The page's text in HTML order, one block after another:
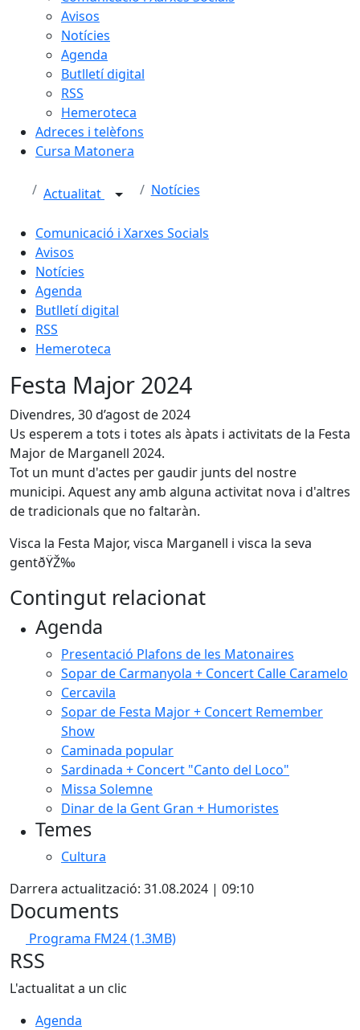
Avisos
Notícies
Agenda
Butlletí digital
RSS
Hemeroteca
Adreces i telèfons
Cursa Matonera
Actualitat Notícies
Comunicació i Xarxes Socials
Avisos
Notícies
Agenda
Butlletí digital
RSS
Hemeroteca
Festa Major 2024
Divendres, 30 d’agost de 2024
Us esperem a tots i totes als àpats i activitats de la Festa
Major de Marganell 2024.
Tot un munt d'actes per gaudir junts del nostre
municipi. Aquest any amb alguna activitat nova i d'altres
de tradicionals que no faltaràn.
Visca la Festa Major, visca Marganell i visca la seva
gentðŸŽ‰
Contingut relacionat
Agenda
Presentació Plafons de les Matonaires
Sopar de Carmanyola + Concert Calle Caramelo
Cercavila
Sopar de Festa Major + Concert Remember
Show
Caminada popular
Sardinada + Concert "Canto del Loco"
Missa Solemne
Dinar de la Gent Gran + Humoristes
Temes
Cultura
Darrera actualització: 31.08.2024 | 09:10
Documents
Programa FM24(1.3MB)
RSS
L'actualitat a un clic
Agenda